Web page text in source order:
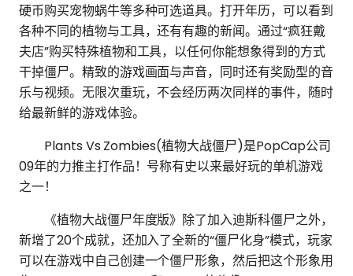
硬币购买宠物蜗牛等多种可选道具。打开年历，可以看到
各种不同的植物与工具，还有有趣的新闻。通过“疯狂戴
夫店”购买特殊植物和工具，以任何你能想象得到的方式
干掉僵尸。精致的游戏画面与声音，同时还有奖励型的音
乐与视频。无限次重玩，不会经历两次同样的事件，随时
给最新鲜的游戏体验。
Plants Vs Zombies(植物大战僵尸)是PopCap公司
09年的力推主打作品！号称有史以来最好玩的单机游戏
之一！
《植物大战僵尸年度版》除了加入迪斯科僵尸之外，
新增了20个成就，还加入了全新的“僵尸化身”模式，玩家
可以在游戏中自己创建一个僵尸形象，然后把这个形象用